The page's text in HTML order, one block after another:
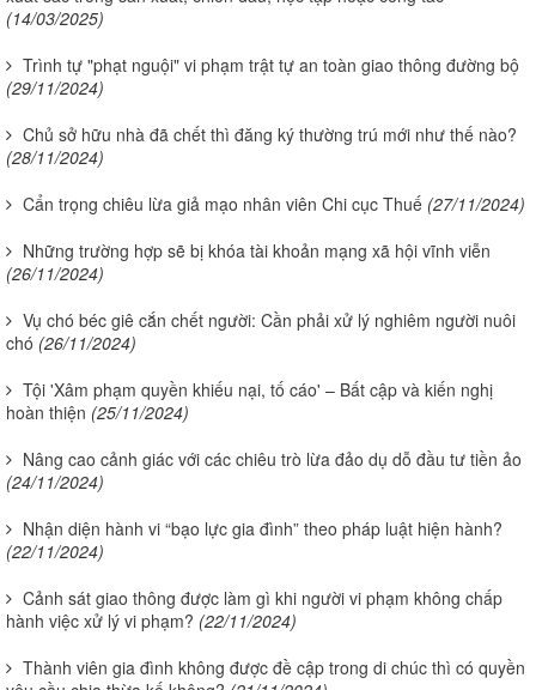
(14/03/2025)
Trình tự "phạt nguội" vi phạm trật tự an toàn giao thông đường bộ
(29/11/2024)
Chủ sở hữu nhà đã chết thì đăng ký thường trú mới như thế nào?
(28/11/2024)
Cẩn trọng chiêu lừa giả mạo nhân viên Chi cục Thuế (27/11/2024)
Những trường hợp sẽ bị khóa tài khoản mạng xã hội vĩnh viễn
(26/11/2024)
Vụ chó béc giê cắn chết người: Cần phải xử lý nghiêm người nuôi
chó (26/11/2024)
Tội 'Xâm phạm quyền khiếu nại, tố cáo' – Bất cập và kiến nghị
hoàn thiện (25/11/2024)
Nâng cao cảnh giác với các chiêu trò lừa đảo dụ dỗ đầu tư tiền ảo
(24/11/2024)
Nhận diện hành vi “bạo lực gia đình” theo pháp luật hiện hành?
(22/11/2024)
Cảnh sát giao thông được làm gì khi người vi phạm không chấp
hành việc xử lý vi phạm? (22/11/2024)
Thành viên gia đình không được đề cập trong di chúc thì có quyền